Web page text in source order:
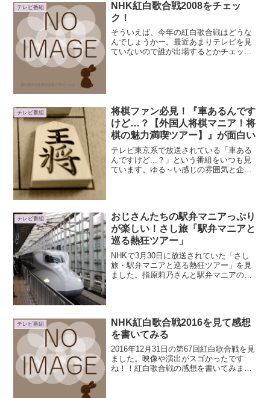
テレビ番組
NHK紅白歌合戦2008をチェッ
ク！
そういえば、今年の紅白歌合戦はどうな
んでしょうかー。最近あまりテレビを見
ていないので誰が出場するとかチェック
テレビ番組
将棋ファン必見！『車あるんです
けど…？【外国人将棋マニア！将
棋の魅力満喫ツアー】』が面白い
テレビ東京系で放送されている「車ある
んですけど...？」という番組をいつも見
ています。ゆる～い感じの雰囲気と企画
テレビ番組
おじさんたちの駅弁マニアっぷり
が楽しい！さし旅「駅弁マニアと
巡る熱狂ツアー」
NHKで3月30日に放送されていた「さし
旅・駅弁マニアと巡る熱狂ツアー」を見
ました。指原莉乃さんと駅弁マニアのお
テレビ番組
NHK紅白歌合戦2016を見て感想
を書いてみる
2016年12月31日の第67回紅白歌合戦を見
ました。映像や演出がスゴかったです
ね！！紅白歌合戦の感想を書いてみまし